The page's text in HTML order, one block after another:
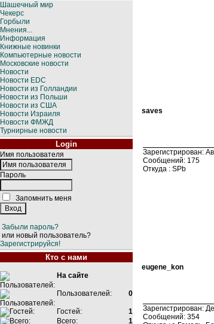
Шашечный мир
Чекерс
Горбыли
Мнения...
Информация
Книжные новинки
Компьютерные новости
Московские новости
Новости
Новости EDC
Новости из Голландии
Новости из Польши
Новости из США
Новости Израиля
Новости ФМЖД
Турнирные новости
Login
Имя пользователя
Пароль
Запомнить меня
Забыли пароль?
или новый пользователь?
Зарегистрируйся!
Кто с нами
На сайте
Пользователей: 0
Гостей:
1
Всего:
1
saves
Зарегистрирован:
Сообщений: 175
Откуда : SPb
eugene_kon
Зарегистрирован:
Сообщений: 354